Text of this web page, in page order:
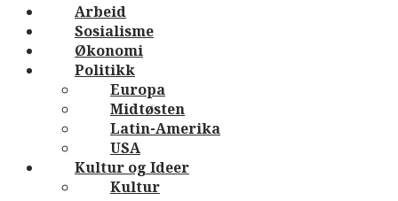
Arbeid
Sosialisme
Økonomi
Politikk
Europa
Midtøsten
Latin-Amerika
USA
Kultur og Ideer
Kultur